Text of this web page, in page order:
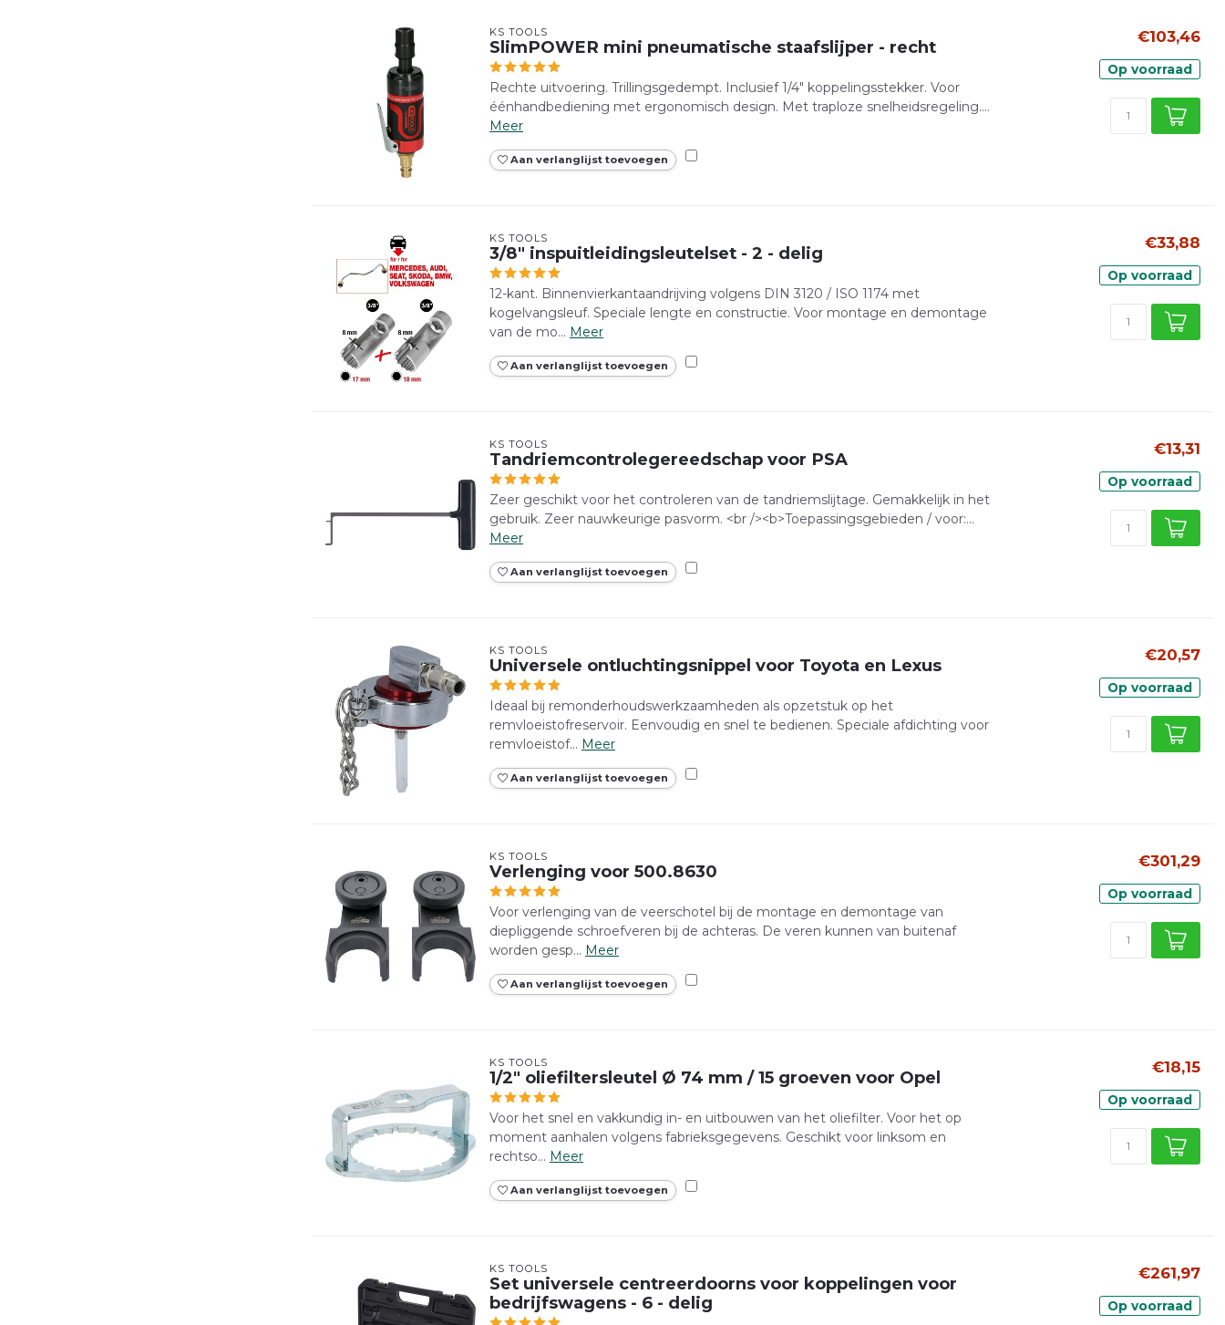
KS TOOLS
SlimPOWER mini pneumatische staafslijper - recht
Rechte uitvoering. Trillingsgedempt. Inclusief 1/4" koppelingsstekker. Voor
éénhandbediening met ergonomisch design. Met traploze snelheidsregeling....
Meer
Aan verlanglijst toevoegen
€103,46
Op voorraad
KS TOOLS
3/8" inspuitleidingsleutelset - 2 - delig
12-kant. Binnenvierkantaandrijving volgens DIN 3120 / ISO 1174 met
kogelvangsleuf. Speciale lengte en constructie. Voor montage en demontage
van de mo... Meer
Aan verlanglijst toevoegen
€33,88
Op voorraad
KS TOOLS
Tandriemcontrolegereedschap voor PSA
Zeer geschikt voor het controleren van de tandriemslijtage. Gemakkelijk in het
gebruik. Zeer nauwkeurige pasvorm. <br /><b>Toepassingsgebieden / voor:...
Meer
Aan verlanglijst toevoegen
€13,31
Op voorraad
KS TOOLS
Universele ontluchtingsnippel voor Toyota en Lexus
Ideaal bij remonderhoudswerkzaamheden als opzetstuk op het
remvloeistofreservoir. Eenvoudig en snel te bedienen. Speciale afdichting voor
remvloeistof... Meer
Aan verlanglijst toevoegen
€20,57
Op voorraad
KS TOOLS
Verlenging voor 500.8630
Voor verlenging van de veerschotel bij de montage en demontage van
diepliggende schroefveren bij de achteras. De veren kunnen van buitenaf
worden gesp... Meer
Aan verlanglijst toevoegen
€301,29
Op voorraad
KS TOOLS
1/2" oliefiltersleutel Ø 74 mm / 15 groeven voor Opel
Voor het snel en vakkundig in- en uitbouwen van het oliefilter. Voor het op
moment aanhalen volgens fabrieksgegevens. Geschikt voor linksom en
rechtso... Meer
Aan verlanglijst toevoegen
€18,15
Op voorraad
KS TOOLS
Set universele centreerdoorns voor koppelingen voor
bedrijfswagens - 6 - delig
€261,97
Op voorraad